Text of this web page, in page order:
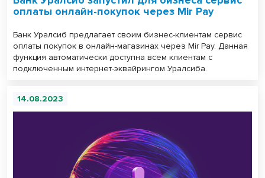
оплаты онлайн-покупок через Mir Pay
Банк Уралсиб предлагает своим бизнес-клиентам сервис
оплаты покупок в онлайн-магазинах через Mir Pay. Данная
функция автоматически доступна всем клиентам с
подключенным интернет-эквайрингом Уралсиба.
14.08.2023